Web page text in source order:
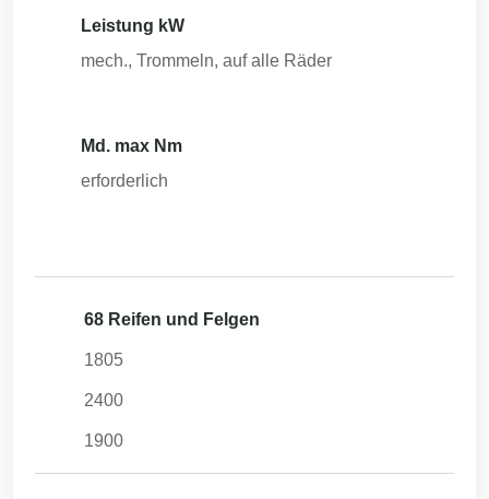
Leistung kW
mech., Trommeln, auf alle Räder
Md. max Nm
erforderlich
68 Reifen und Felgen
1805
2400
1900